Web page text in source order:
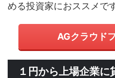
める投資家におススメです
AGクラウド
１円から上場企業